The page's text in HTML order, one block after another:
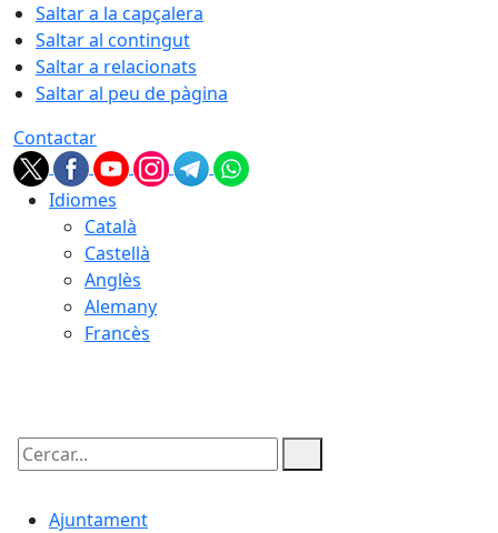
Saltar a la capçalera
Saltar al contingut
Saltar a relacionats
Saltar al peu de pàgina
Contactar
Idiomes
Català
Castellà
Anglès
Alemany
Francès
Cercar:
Ajuntament